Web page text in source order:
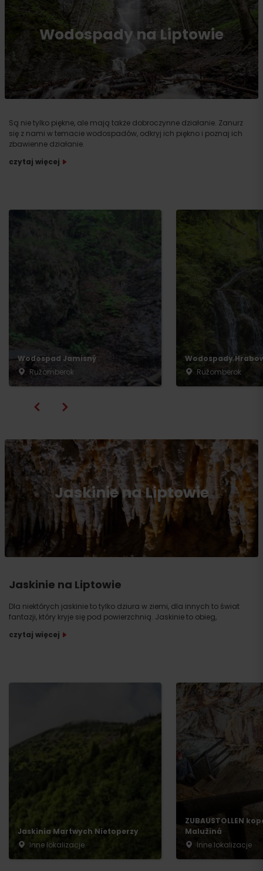
Wodospady na Liptowie
Są nie tylko piękne, ale mają także dobroczynne działanie. Zanurz
się z nami w temacie wodospadów, odkryj ich piękno i poznaj ich
zbawienne działanie.
czytaj więcej
Wodospad Jamisný
Ružomberok
Wodospady
Ružomberok
Jaskinie na Liptowie
Jaskinie na Liptowie
Dla niektórych jaskinie to tylko dziura w ziemi, dla innych to świat
fantazji, który kryje się pod powierzchnią. Jaskinie to obieg,
czytaj więcej
Jaskinia Martwych Nietoperzy
Inne lokalizacje
ZUBAUSTOLLEN
Malužiná
Inne lokalizacje